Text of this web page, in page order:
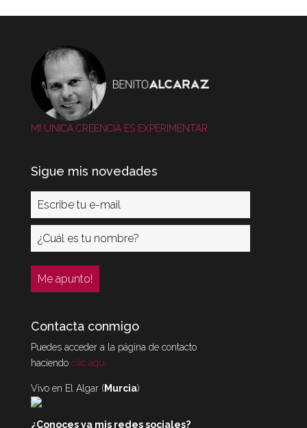
MI ÚNICA CREENCIA ES EXPERIMENTAR
Sigue mis novedades
Contacta conmigo
Puedes acceder a la página de contacto
haciendoclic aquí.
Vivo en El Algar (Murcia)
¿Conoces ya mis redes sociales?